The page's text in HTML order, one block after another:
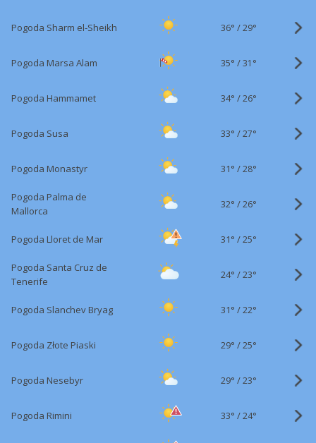
Pogoda Sharm el-Sheikh 36° /29°
Pogoda Marsa Alam 35° /31°
Pogoda Hammamet 34° /26°
Pogoda Susa 33° /27°
Pogoda Monastyr 31° /28°
Pogoda Palma de
Mallorca
32° /26°
Pogoda Lloret de Mar 31° /25°
Pogoda Santa Cruz de
Tenerife
24° /23°
Pogoda Slanchev Bryag 31° /22°
Pogoda Złote Piaski 29° /25°
Pogoda Nesebyr 29° /23°
Pogoda Rimini 33° /24°